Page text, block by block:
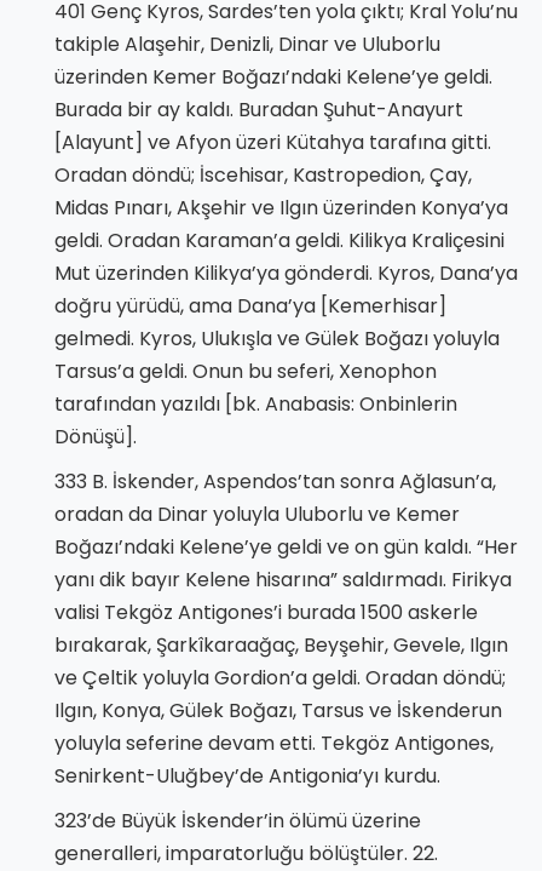
401 Genç Kyros, Sardes’ten yola çıktı; Kral Yolu’nu
takiple Alaşehir, Denizli, Dinar ve Uluborlu
üzerinden Kemer Boğazı’ndaki Kelene’ye geldi.
Burada bir ay kaldı. Buradan Şuhut-Anayurt
[Alayunt] ve Afyon üzeri Kütahya tarafına gitti.
Oradan döndü; İscehisar, Kastropedion, Çay,
Midas Pınarı, Akşehir ve Ilgın üzerinden Konya’ya
geldi. Oradan Karaman’a geldi. Kilikya Kraliçesini
Mut üzerinden Kilikya’ya gönderdi. Kyros, Dana’ya
doğru yürüdü, ama Dana’ya [Kemerhisar]
gelmedi. Kyros, Ulukışla ve Gülek Boğazı yoluyla
Tarsus’a geldi. Onun bu seferi, Xenophon
tarafından yazıldı [bk. Anabasis: Onbinlerin
Dönüşü].
333 B. İskender, Aspendos’tan sonra Ağlasun’a,
oradan da Dinar yoluyla Uluborlu ve Kemer
Boğazı’ndaki Kelene’ye geldi ve on gün kaldı. “Her
yanı dik bayır Kelene hisarına” saldırmadı. Firikya
valisi Tekgöz Antigones’i burada 1500 askerle
bırakarak, Şarkîkaraağaç, Beyşehir, Gevele, Ilgın
ve Çeltik yoluyla Gordion’a geldi. Oradan döndü;
Ilgın, Konya, Gülek Boğazı, Tarsus ve İskenderun
yoluyla seferine devam etti. Tekgöz Antigones,
Senirkent-Uluğbey’de Antigonia’yı kurdu.
323’de Büyük İskender’in ölümü üzerine
generalleri, imparatorluğu bölüştüler. 22.